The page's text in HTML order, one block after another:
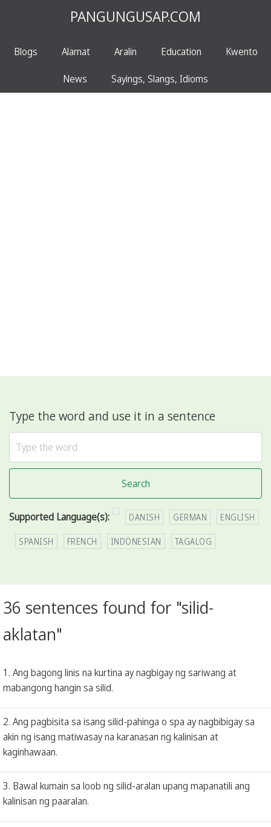
PANGUNGUSAP.COM
Blogs Alamat Aralin Education Kwento
News Sayings, Slangs, Idioms
Type the word and use it in a sentence
Search
Supported Language(s): DANISH GERMAN ENGLISH
SPANISH FRENCH INDONESIAN TAGALOG
36 sentences found for "silid-
aklatan"
1. Ang bagong linis na kurtina ay nagbigay ng sariwang at
mabangong hangin sa silid.
2. Ang pagbisita sa isang silid-pahinga o spa ay nagbibigay sa
akin ng isang matiwasay na karanasan ng kalinisan at
kaginhawaan.
3. Bawal kumain sa loob ng silid-aralan upang mapanatili ang
kalinisan ng paaralan.